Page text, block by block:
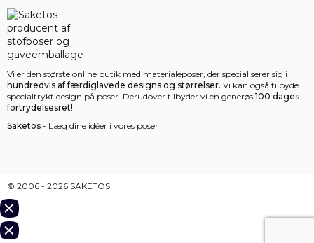
Vi er den største online butik med materialeposer, der specialiserer sig i
hundredvis af færdiglavede designs og størrelser. Vi kan også tilbyde
specialtrykt design på poser. Derudover tilbyder vi en generøs 100 dages
fortrydelsesret!
Saketos - Læg dine idéer i vores poser
© 2006 - 2026 SAKETOS